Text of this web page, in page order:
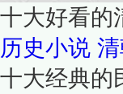
十大好看的
历史小说
十大经典的